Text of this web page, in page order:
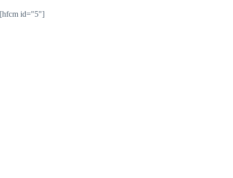
[hfcm id="5"]